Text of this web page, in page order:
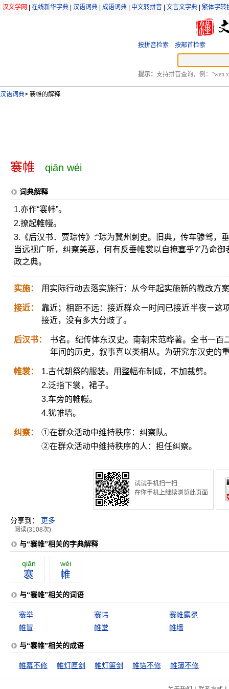
汉文学网 在线新华字典 汉语词典 成语词典 中文转拼音 文言文字典 繁体字转
按拼音检索 按部首检索
提示： 支持拼音查询，例：“wen
汉语词典> 褰帷的解释
褰帷 qiān wéi
词典解释
1.亦作“褰帏”。
2.撩起帷幔。
3.《后汉书．贾琮传》:“琮为冀州刺史。旧典，传车骖驾，
当远视广听，纠察美恶，何有反垂帷裳以自掩塞乎?’乃命
政之典。
实施： 用实际行动去落实施行：从今年起实施新的教改方
接近：
靠近；相距不远：接近群众ㄧ时间已接近半夜ㄧ这
接近，没有多大分歧了。
后汉书：
书名。纪传体东汉史。南朝宋范晔著。全书一
年间的历史，叙事喜以类相从。为研究东汉史的
帷裳：
1.古代朝祭的服装。用整幅布制成，不加裁剪。
2.泛指下裳，裙子。
3.车旁的帷幔。
4.犹帷墙。
纠察：
①在群众活动中维持秩序：纠察队。
②在群众活动中维持秩序的人：担任纠察。
试试手机扫一扫
在你手机上继续浏览此页面
分享到： 更多
阅读(3108次)
与“褰帷”相关的字典解释
qiān
褰
wéi
帷
与“褰帷”相关的词语
褰举 褰帏
褰帷露冕
帷冒
帷堂 帷墙
与“褰帷”相关的成语
帷幕不修 帷灯匣剑 帷灯箧剑 帷箔不修 帷薄不修